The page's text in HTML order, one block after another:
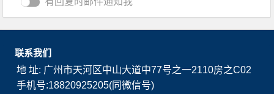
联系我们
地 址: 广州市天河区中山大道中77号之一2110房之C02
手机号:18820925205(同微信号)